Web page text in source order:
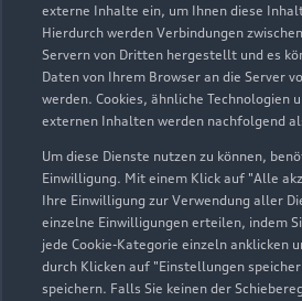
externe Inhalte ein, um Ihnen diese
Hierdurch werden Verbindungen
Servern von Dritten hergestellt und es
Daten von Ihrem Browser an die Server
werden. Cookies, ähnliche Technologien
externen Inhalten werden nachfolgend
Um diese Dienste nutzen zu können,
Einwilligung. Mit einem Klick auf "Alle
Ihre Einwilligung zur Verwendung aller
einzelne Einwilligungen erteilen, indem
jede Cookie-Kategorie einzeln anklicken
durch Klicken auf "Einstellungen
speichern. Falls Sie keinen der